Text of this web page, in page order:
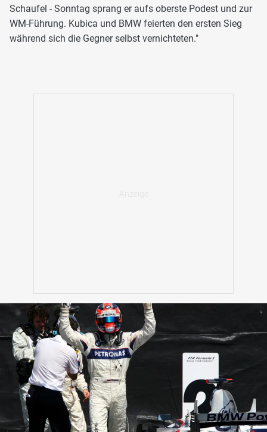
Schaufel - Sonntag sprang er aufs oberste Podest und zur
WM-Führung. Kubica und BMW feierten den ersten Sieg
während sich die Gegner selbst vernichteten."